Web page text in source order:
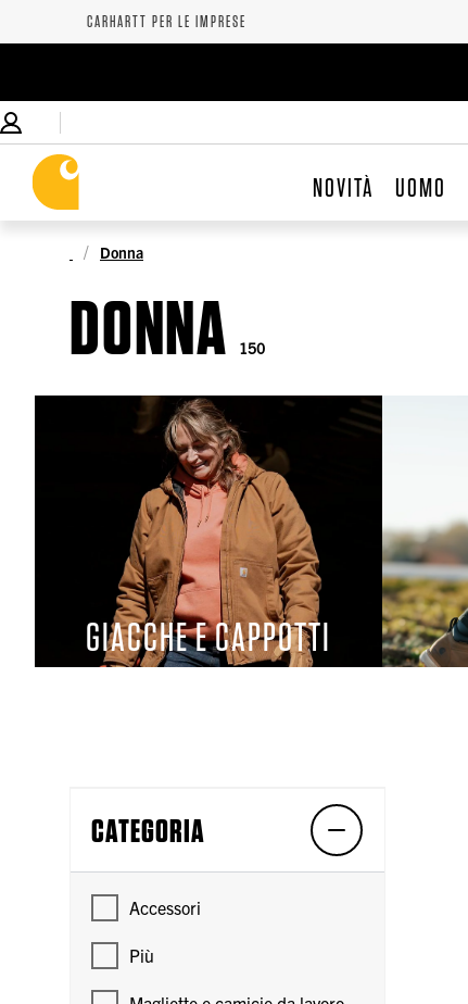
CARHARTT PER LE IMPRESE
NOVITÀ UOMO
Donna
DONNA 150
GIACCHE E CAPPOTTI
CATEGORIA
Accessori
Più